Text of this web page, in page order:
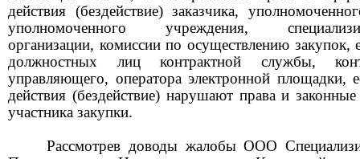
действия (бездействие) заказчика,
уполномоченного учреждения,
организации, комиссии по осуществлению закупок,
должностных лиц контрактной службы,
управляющего, оператора электронной площадки,
действия (бездействие) нарушают права и
участника закупки.
Рассмотрев доводы жалобыООО